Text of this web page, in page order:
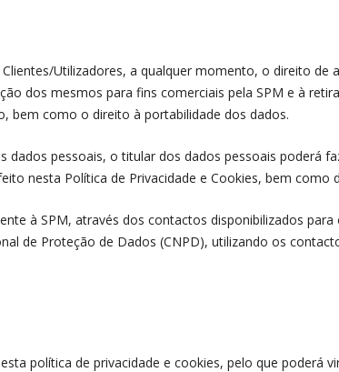
Utilizadores, a qualquer momento, o direito
dos mesmos para fins comerciais pela SPM e à
bem como o direito à portabilidade dos dados.
dados pessoais, o titular dos dados pessoais poderá
nesta Política de Privacidade e Cookies, bem como
à SPM, através dos contactos disponibilizados
de Proteção de Dados (CNPD), utilizando os
política de privacidade e cookies, pelo que poderá